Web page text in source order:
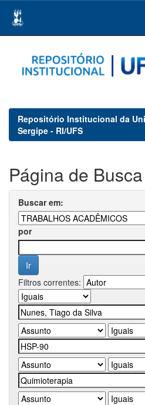
navigation
Repositório Institucional da
Sergipe - RI/UFS
Página de Busca
Buscar em:
por
Filtros correntes: